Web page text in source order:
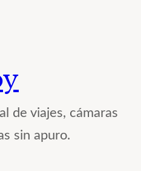
de viajes, cámaras
sin apuro.